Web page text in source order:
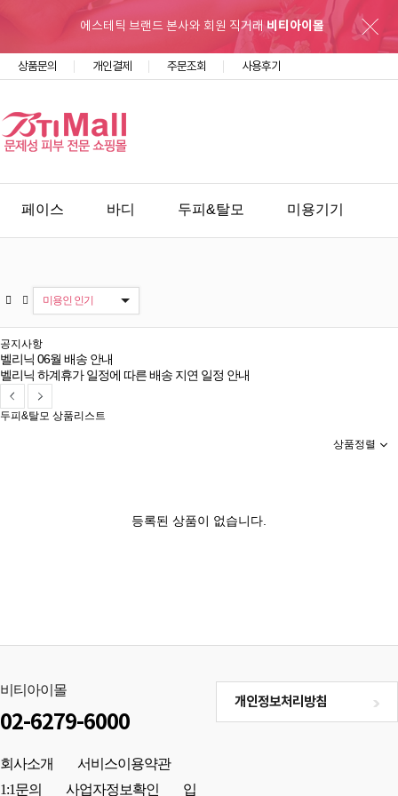
에스테틱 브랜드 본사와 회원 직거래비티아이몰
상품문의 개인결제 주문조회 사용후기
페이스 바디 두피&탈모 미용기기
페이스
바디
두피&탈모
미용기기
소모품&용품
미용인 인기
이벤트
라이브방송/번개장터
공지사항
벨리닉 06월 배송 안내
벨리닉 하계휴가 일정에 따른 배송 지연 일정 안내
두피&탈모 상품리스트
상품정렬
등록된 상품이 없습니다.
비티아이몰
02-6279-6000
회사소개
서비스이용약관
1:1문의
사업자정보확인 입
개인정보처리방침